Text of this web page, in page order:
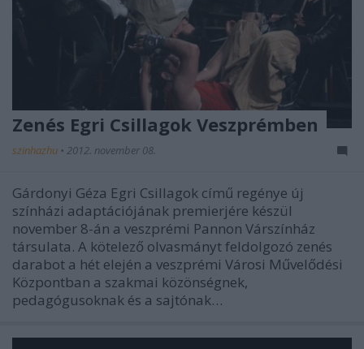
Zenés Egri Csillagok Veszprémben
szinhazhu • 2012. november 08.
Gárdonyi Géza Egri Csillagok című regénye új
színházi adaptációjának premierjére készül
november 8-án a veszprémi Pannon Várszínház
társulata. A kötelező olvasmányt feldolgozó zenés
darabot a hét elején a veszprémi Városi Művelődési
Központban a szakmai közönségnek,
pedagógusoknak és a sajtónak…